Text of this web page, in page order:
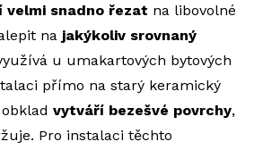
velmi snadno řezat na libovolné
na jakýkoliv srovnaný
u umakartových bytových
přímo na starý keramický
vytváří bezešvé povrchy,
Pro instalaci těchto